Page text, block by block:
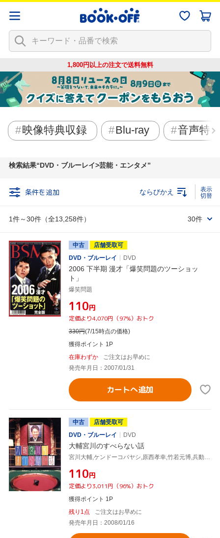
1,800円以上の注文で送料無料
映像特典収録 Blu-ray 音声特
検索結果 DVD・ブルーレイ>芸能・エンタメ
条件を追加
1件～30件（全13,258件）
ならびかえ
30件
中古
店舗受取可
DVD・ブルーレイ
DVD
2006 下半期 漫才「爆笑問題のツーショッ
ト」
爆笑問題
¥110円
定価より4,070円（97%）おトク
330円(7/15時点の価格)
獲得ポイント 1P
在庫わずか
ご注文はお早めに
発売年月日：2007/01/31
カートへ追加
中古
店舗受取可
DVD・ブルーレイ
DVD
大輔宮川のすべらない話
宮川大輔,ケンドーコバヤシ,原西孝幸,竹若元博,兵動大樹,渡辺あつむ,久保田和靖
¥110円
定価より3,011円（96%）おトク
獲得ポイント 1P
残り1点
ご注文はお早めに
発売年月日：2008/01/16